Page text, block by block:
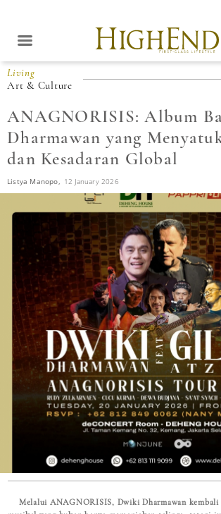
Living
Art & Culture
ANAGNORISIS: Album
Dharmawan yang
dan Kesadaran Global
Listya Manopo, 12 January 2026
Melalui ANAGNORISIS, Dwiki Dharmawan kembali